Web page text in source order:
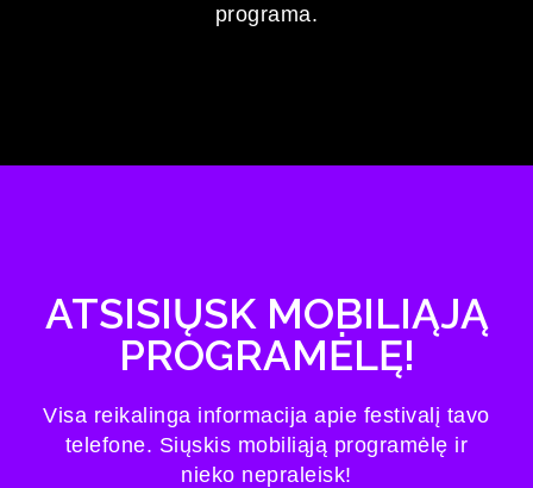
programa.
ATSISIŲSK MOBILIĄJĄ
PROGRAMĖLĘ!
Visa reikalinga informacija apie festivalį tavo
telefone. Siųskis mobiliąją programėlę ir
nieko nepraleisk!